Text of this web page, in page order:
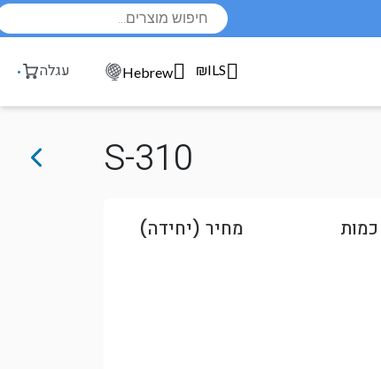
עגלה Hebrew ₪ILS
S-310
כמות מחיר (יחידה)